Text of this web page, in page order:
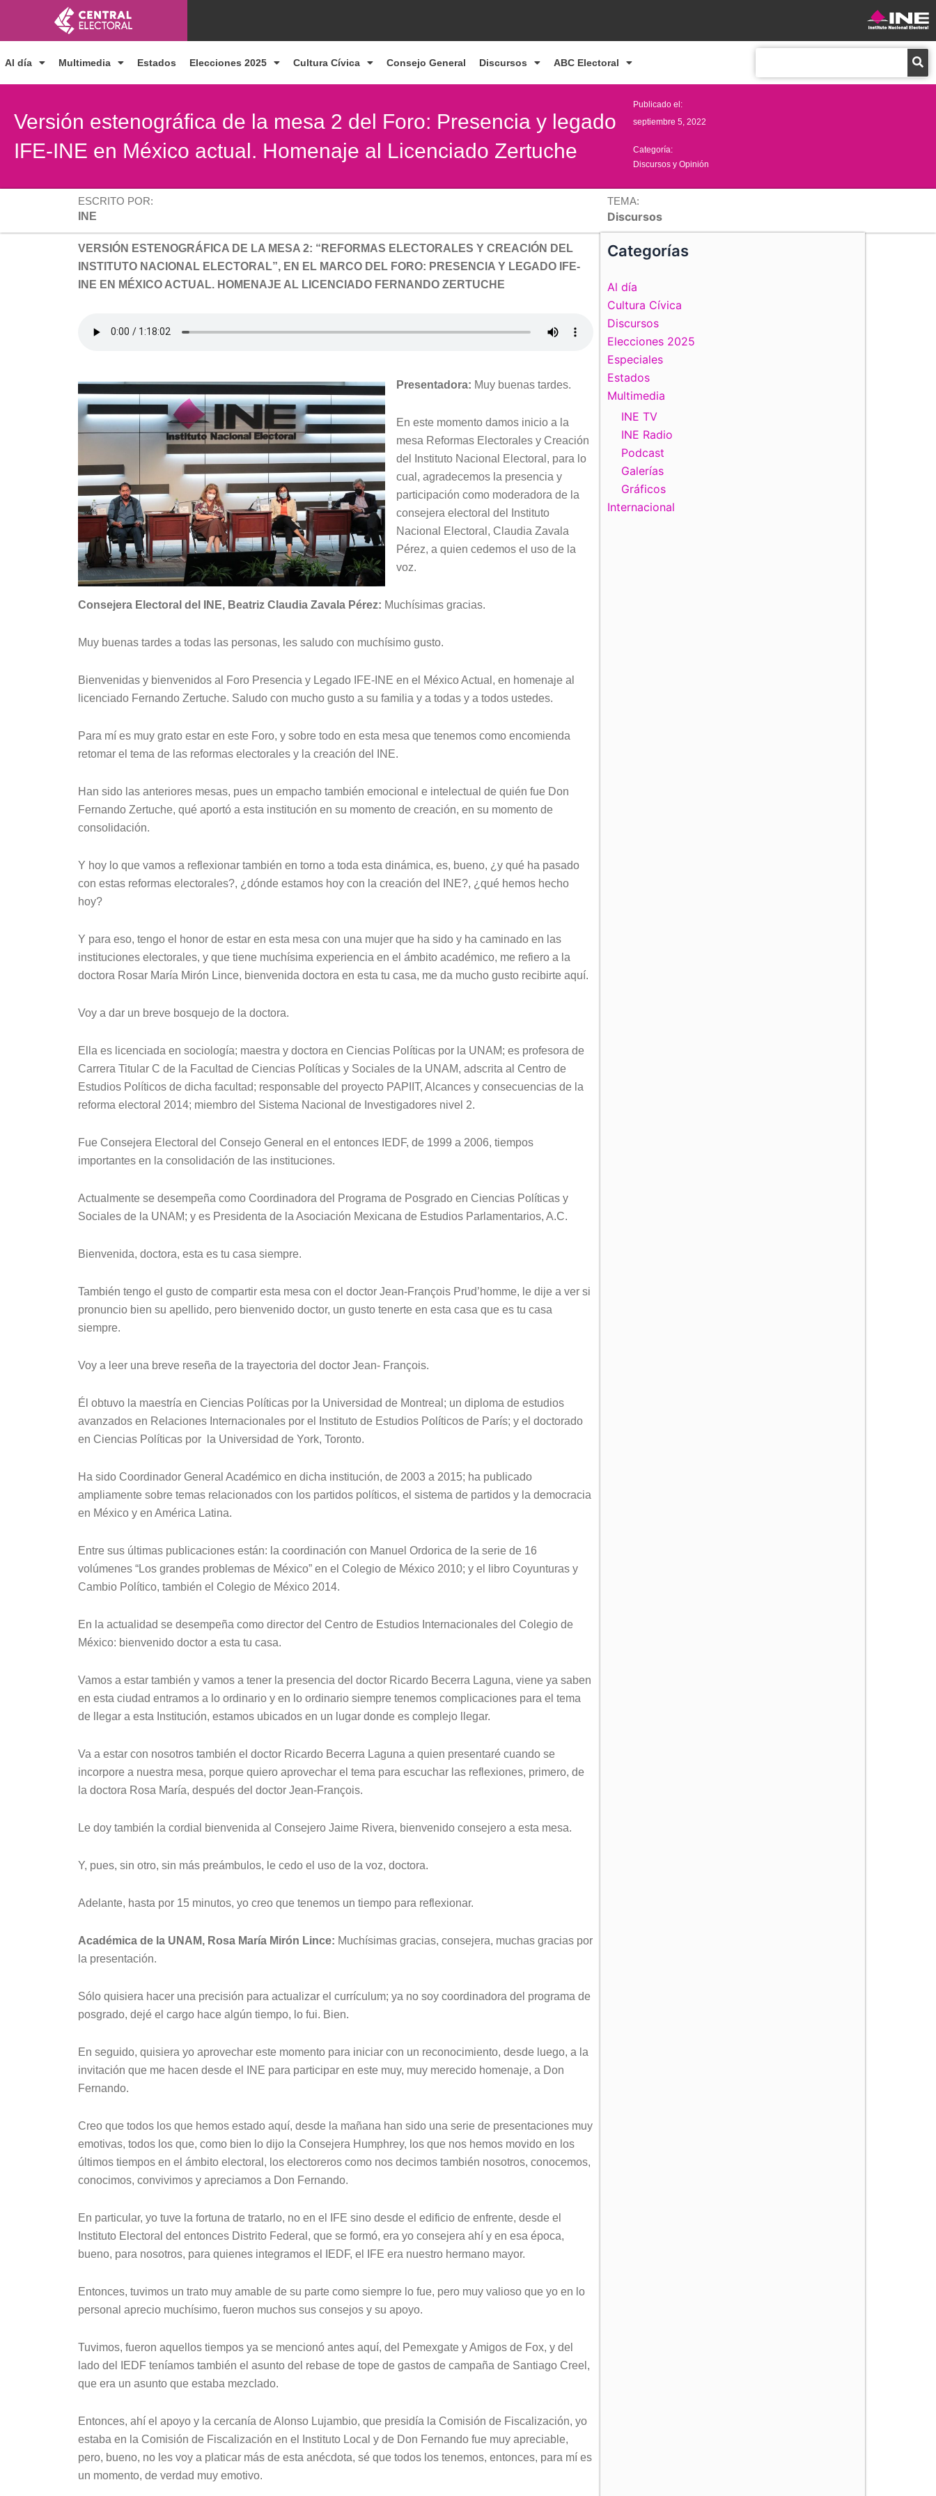
contenido
Al día Multimedia Estados Elecciones 2025 Cultura Cívica Consejo General Discursos ABC Electoral
Versión estenográfica de la mesa 2 del Foro: Presencia y legado
IFE-INE en México actual. Homenaje al Licenciado Zertuche
Publicado el:
septiembre 5, 2022
Categoría:
Discursos y Opinión
ESCRITO POR:
INE
TEMA:
Discursos
VERSIÓN ESTENOGRÁFICA DE LA MESA 2: “REFORMAS ELECTORALES Y CREACIÓN DEL
INSTITUTO NACIONAL ELECTORAL”, EN EL MARCO DEL FORO: PRESENCIA Y LEGADO IFE-
INE EN MÉXICO ACTUAL. HOMENAJE AL LICENCIADO FERNANDO ZERTUCHE
Presentadora: Muy buenas tardes.
En este momento damos inicio a la
mesa Reformas Electorales y Creación
del Instituto Nacional Electoral, para lo
cual, agradecemos la presencia y
participación como moderadora de la
consejera electoral del Instituto
Nacional Electoral, Claudia Zavala
Pérez, a quien cedemos el uso de la
voz.
Consejera Electoral del INE, Beatriz Claudia Zavala Pérez: Muchísimas gracias.
Muy buenas tardes a todas las personas, les saludo con muchísimo gusto.
Bienvenidas y bienvenidos al Foro Presencia y Legado IFE-INE en el México Actual, en homenaje al
licenciado Fernando Zertuche. Saludo con mucho gusto a su familia y a todas y a todos ustedes.
Para mí es muy grato estar en este Foro, y sobre todo en esta mesa que tenemos como encomienda
retomar el tema de las reformas electorales y la creación del INE.
Han sido las anteriores mesas, pues un empacho también emocional e intelectual de quién fue Don
Fernando Zertuche, qué aportó a esta institución en su momento de creación, en su momento de
consolidación.
Y hoy lo que vamos a reflexionar también en torno a toda esta dinámica, es, bueno, ¿y qué ha pasado
con estas reformas electorales?, ¿dónde estamos hoy con la creación del INE?, ¿qué hemos hecho
hoy?
Y para eso, tengo el honor de estar en esta mesa con una mujer que ha sido y ha caminado en las
instituciones electorales, y que tiene muchísima experiencia en el ámbito académico, me refiero a la
doctora Rosar María Mirón Lince, bienvenida doctora en esta tu casa, me da mucho gusto recibirte aquí.
Voy a dar un breve bosquejo de la doctora.
Ella es licenciada en sociología; maestra y doctora en Ciencias Políticas por la UNAM; es profesora de
Carrera Titular C de la Facultad de Ciencias Políticas y Sociales de la UNAM, adscrita al Centro de
Estudios Políticos de dicha facultad; responsable del proyecto PAPIIT, Alcances y consecuencias de la
reforma electoral 2014; miembro del Sistema Nacional de Investigadores nivel 2.
Fue Consejera Electoral del Consejo General en el entonces IEDF, de 1999 a 2006, tiempos
importantes en la consolidación de las instituciones.
Actualmente se desempeña como Coordinadora del Programa de Posgrado en Ciencias Políticas y
Sociales de la UNAM; y es Presidenta de la Asociación Mexicana de Estudios Parlamentarios, A.C.
Bienvenida, doctora, esta es tu casa siempre.
También tengo el gusto de compartir esta mesa con el doctor Jean-François Prud’homme, le dije a ver si
pronuncio bien su apellido, pero bienvenido doctor, un gusto tenerte en esta casa que es tu casa
siempre.
Voy a leer una breve reseña de la trayectoria del doctor Jean- François.
Él obtuvo la maestría en Ciencias Políticas por la Universidad de Montreal; un diploma de estudios
avanzados en Relaciones Internacionales por el Instituto de Estudios Políticos de París; y el doctorado
en Ciencias Políticas por la Universidad de York, Toronto.
Ha sido Coordinador General Académico en dicha institución, de 2003 a 2015; ha publicado
ampliamente sobre temas relacionados con los partidos políticos, el sistema de partidos y la democracia
en México y en América Latina.
Entre sus últimas publicaciones están: la coordinación con Manuel Ordorica de la serie de 16
volúmenes “Los grandes problemas de México” en el Colegio de México 2010; y el libro Coyunturas y
Cambio Político, también el Colegio de México 2014.
En la actualidad se desempeña como director del Centro de Estudios Internacionales del Colegio de
México: bienvenido doctor a esta tu casa.
Vamos a estar también y vamos a tener la presencia del doctor Ricardo Becerra Laguna, viene ya saben
en esta ciudad entramos a lo ordinario y en lo ordinario siempre tenemos complicaciones para el tema
de llegar a esta Institución, estamos ubicados en un lugar donde es complejo llegar.
Va a estar con nosotros también el doctor Ricardo Becerra Laguna a quien presentaré cuando se
incorpore a nuestra mesa, porque quiero aprovechar el tema para escuchar las reflexiones, primero, de
la doctora Rosa María, después del doctor Jean-François.
Le doy también la cordial bienvenida al Consejero Jaime Rivera, bienvenido consejero a esta mesa.
Y, pues, sin otro, sin más preámbulos, le cedo el uso de la voz, doctora.
Adelante, hasta por 15 minutos, yo creo que tenemos un tiempo para reflexionar.
Académica de la UNAM, Rosa María Mirón Lince: Muchísimas gracias, consejera, muchas gracias por
la presentación.
Sólo quisiera hacer una precisión para actualizar el currículum; ya no soy coordinadora del programa de
posgrado, dejé el cargo hace algún tiempo, lo fui. Bien.
En seguido, quisiera yo aprovechar este momento para iniciar con un reconocimiento, desde luego, a la
invitación que me hacen desde el INE para participar en este muy, muy merecido homenaje, a Don
Fernando.
Creo que todos los que hemos estado aquí, desde la mañana han sido una serie de presentaciones muy
emotivas, todos los que, como bien lo dijo la Consejera Humphrey, los que nos hemos movido en los
últimos tiempos en el ámbito electoral, los electoreros como nos decimos también nosotros, conocemos,
conocimos, convivimos y apreciamos a Don Fernando.
En particular, yo tuve la fortuna de tratarlo, no en el IFE sino desde el edificio de enfrente, desde el
Instituto Electoral del entonces Distrito Federal, que se formó, era yo consejera ahí y en esa época,
bueno, para nosotros, para quienes integramos el IEDF, el IFE era nuestro hermano mayor.
Entonces, tuvimos un trato muy amable de su parte como siempre lo fue, pero muy valioso que yo en lo
personal aprecio muchísimo, fueron muchos sus consejos y su apoyo.
Tuvimos, fueron aquellos tiempos ya se mencionó antes aquí, del Pemexgate y Amigos de Fox, y del
lado del IEDF teníamos también el asunto del rebase de tope de gastos de campaña de Santiago Creel,
que era un asunto que estaba mezclado.
Entonces, ahí el apoyo y la cercanía de Alonso Lujambio, que presidía la Comisión de Fiscalización, yo
estaba en la Comisión de Fiscalización en el Instituto Local y de Don Fernando fue muy apreciable,
pero, bueno, no les voy a platicar más de esta anécdota, sé que todos los tenemos, entonces, para mí es
un momento, de verdad muy emotivo.
Categorías
Al día
Cultura Cívica
Discursos
Elecciones 2025
Especiales
Estados
Multimedia
INE TV
INE Radio
Podcast
Galerías
Gráficos
Internacional